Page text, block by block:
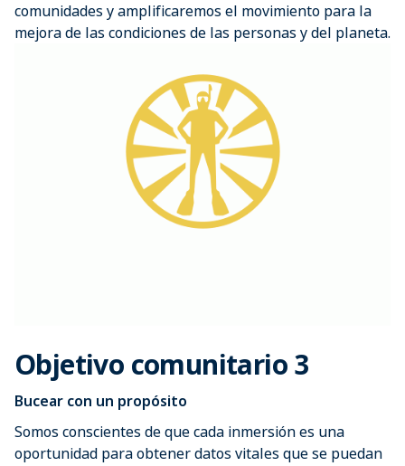
comunidades y amplificaremos el movimiento para la
mejora de las condiciones de las personas y del planeta.
Objetivo comunitario 3
Bucear con un propósito
Somos conscientes de que cada inmersión es una
oportunidad para obtener datos vitales que se puedan